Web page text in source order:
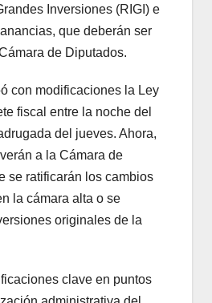
Inversiones (RIGI) e
que deberán ser
de Diputados.
con modificaciones la Ley
fiscal entre la noche del
del jueves. Ahora,
a la Cámara de
se ratificarán los cambios
la cámara alta o se
originales de la
clave en puntos